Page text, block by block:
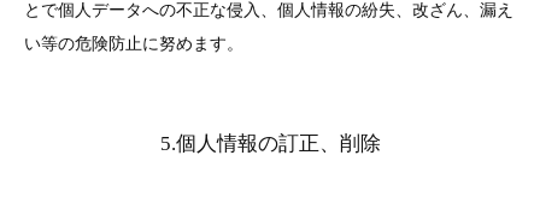
とで個人データへの不正な侵入、個人情報の紛失、改ざん、漏え
い等の危険防止に努めます。
5.個人情報の訂正、削除